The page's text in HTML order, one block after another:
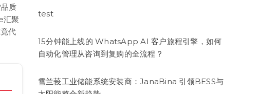
质
汇聚
代
test
15分钟能上线的 WhatsApp AI 客户旅程引擎，如何
自动化管理从咨询到复购的全流程？
雪兰莪工业储能系统安装商：JanaBina 引领BESS与